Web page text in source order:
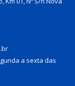
a sexta das